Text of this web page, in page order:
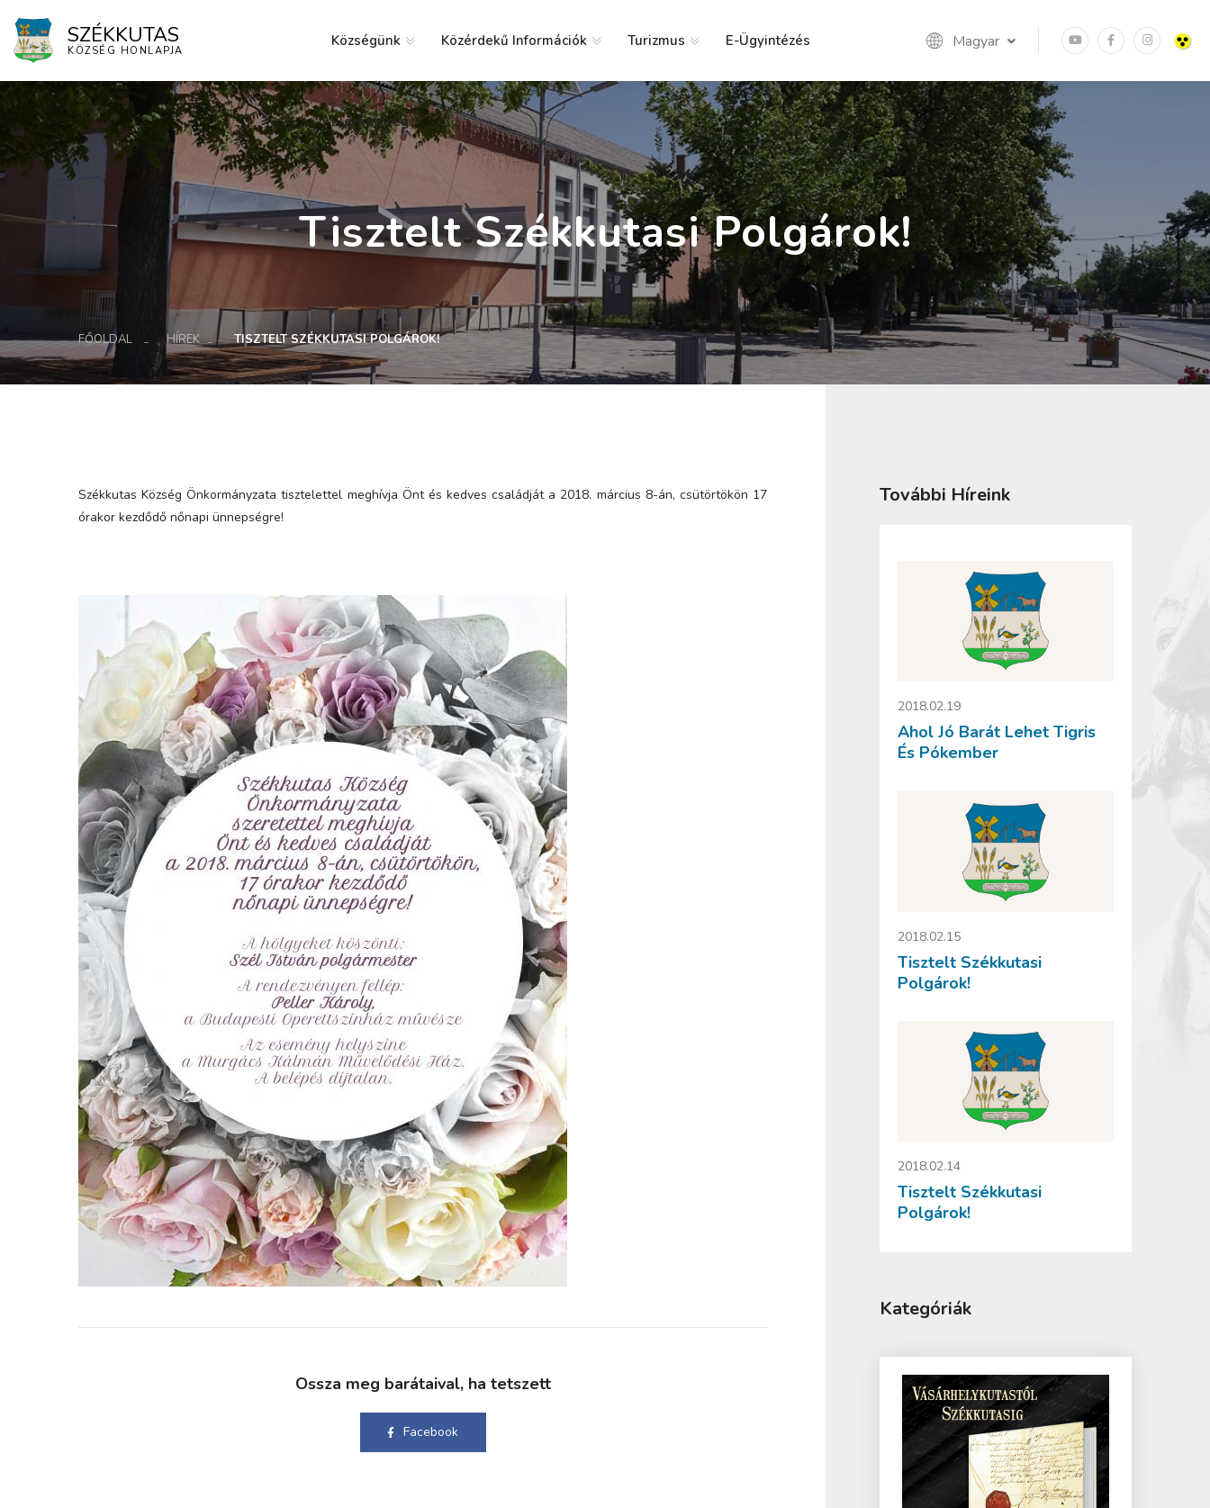
SZÉKKUTAS
KÖZSÉG HONLAPJA Magyar
Községünk Közérdekű Információk Turizmus E-Ügyintézés
Elérhetőség
Tisztelt Székkutasi Polgárok!
FŐOLDAL HÍREK TISZTELT SZÉKKUTASI POLGÁROK!
Székkutas Község Önkormányzata tisztelettel meghívja Önt és kedves családját a 2018. március 8-án, csütörtökön 17
órakor kezdődő nőnapi ünnepségre!
Ossza meg barátaival, ha tetszett
Facebook
További Híreink
2018.02.19
Ahol Jó Barát Lehet Tigris
És Pókember
2018.02.15
Tisztelt Székkutasi
Polgárok!
2018.02.14
Tisztelt Székkutasi
Polgárok!
Kategóriák